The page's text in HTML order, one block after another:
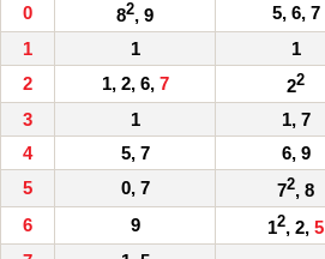
0 82, 9 5, 6, 7
1
1 1
2
1, 2, 6, 7 22
3 1 1, 7
4
5, 7 6, 9
5
0, 7 72, 8
6
9 12, 2, 5